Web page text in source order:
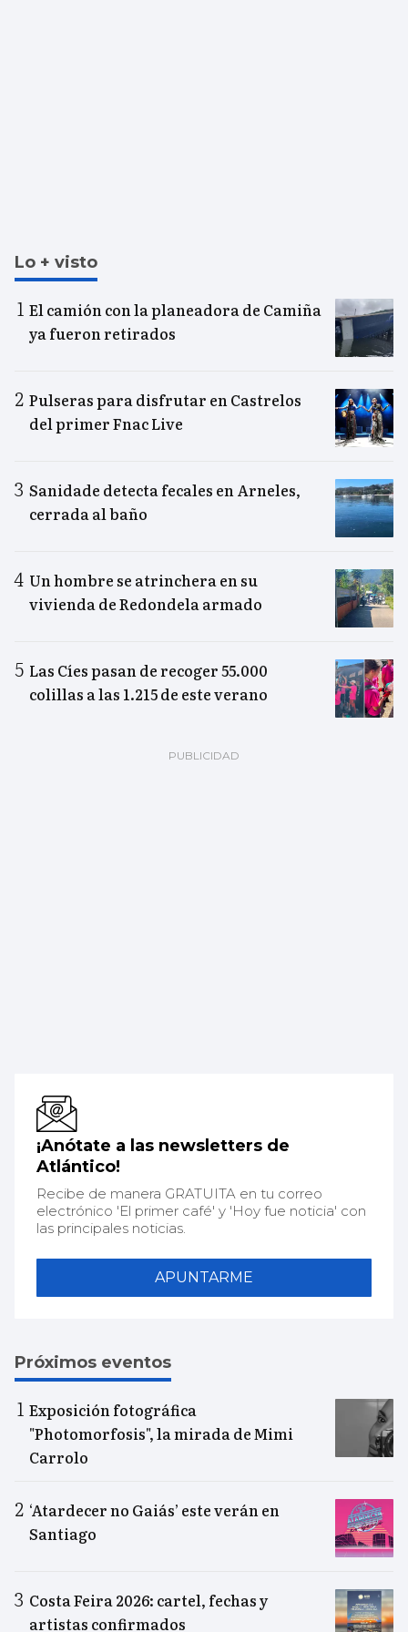
Lo + visto
El camión con la planeadora de Camiña
ya fueron retirados
Pulseras para disfrutar en Castrelos
del primer Fnac Live
Sanidade detecta fecales en Arneles,
cerrada al baño
Un hombre se atrinchera en su
vivienda de Redondela armado
Las Cíes pasan de recoger 55.000
colillas a las 1.215 de este verano
¡Anótate a las newsletters de
Atlántico!
Recibe de manera GRATUITA en tu correo
electrónico 'El primer café' y 'Hoy fue noticia' con
las principales noticias.
APUNTARME
Próximos eventos
Exposición fotográfica
"Photomorfosis", la mirada de Mimi
Carrolo
‘Atardecer no Gaiás’ este verán en
Santiago
Costa Feira 2026: cartel, fechas y
artistas confirmados